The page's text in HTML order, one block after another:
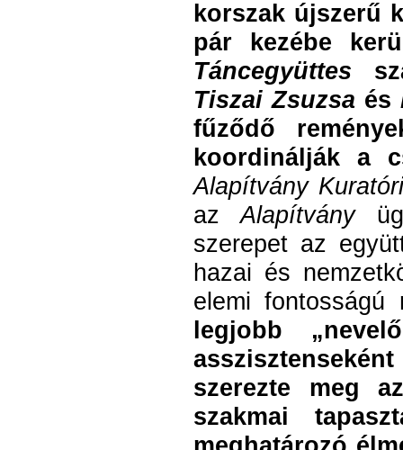
korszak újszerű
pár kezébe
Táncegyüttes
Tiszai Zsuzsaés
fűződő
koordinálják a
Alapítvány
azAlapítvány
szerepet az
hazai és
elemi fontosságú
legjobb
szerezte meg
szakmai